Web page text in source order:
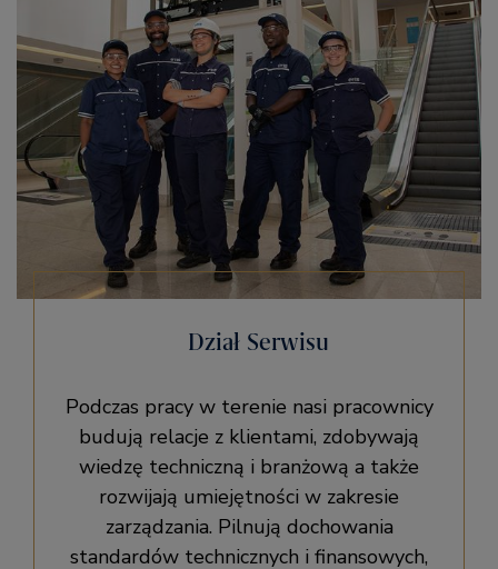
Dział Serwisu
Podczas pracy w terenie nasi pracownicy
budują relacje z klientami, zdobywają
wiedzę techniczną i branżową a także
rozwijają umiejętności w zakresie
zarządzania. Pilnują dochowania
standardów technicznych i finansowych,